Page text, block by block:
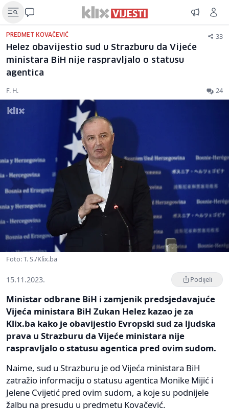
PREDMET KOVAČEVIĆ 33
Helez obavijestio sud u Strazburu da Vijeće
ministara BiH nije raspravljalo o statusu
agentica
F. H. 24
Foto: T. S./Klix.ba
15.11.2023. Podijeli
Ministar odbrane BiH i zamjenik predsjedavajuće
Vijeća ministara BiH Zukan Helez kazao je za
Klix.ba kako je obavijestio Evropski sud za ljudska
prava u Strazburu da Vijeće ministara nije
raspravljalo o statusu agentica pred ovim sudom.
Naime, sud u Strazburu je od Vijeća ministara BiH
zatražio informaciju o statusu agentica Monike Mijić i
Jelene Cvijetić pred ovim sudom, a koje su podnijele
žalbu na presudu u predmetu Kovačević.